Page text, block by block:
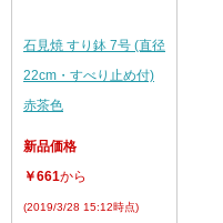
石見焼 すり鉢 7号 (直径
22cm・すべり止め付)
赤茶色
新品価格
￥661から
(2019/3/28 15:12時点)